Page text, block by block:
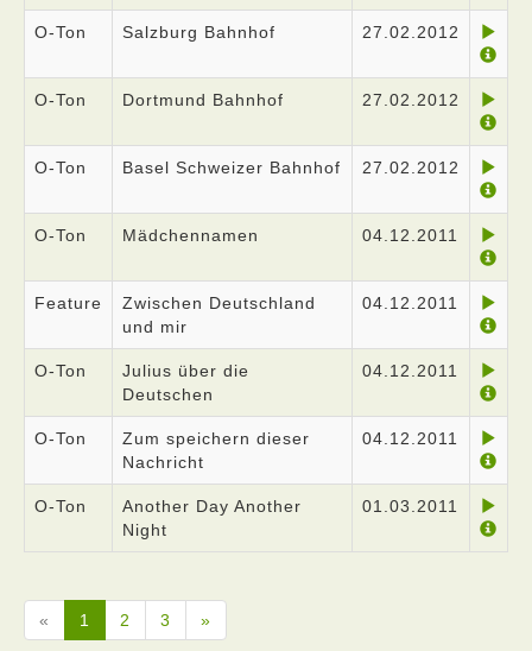
O-Ton Salzburg Bahnhof 27.02.2012
O-Ton Dortmund Bahnhof 27.02.2012
O-Ton Basel Schweizer Bahnhof 27.02.2012
O-Ton Mädchennamen 04.12.2011
Feature
Zwischen Deutschland
und mir
04.12.2011
O-Ton
Julius über die
Deutschen
04.12.2011
O-Ton
Zum speichern dieser
Nachricht
04.12.2011
O-Ton
Another Day Another
Night
01.03.2011
« 1 2 3 »